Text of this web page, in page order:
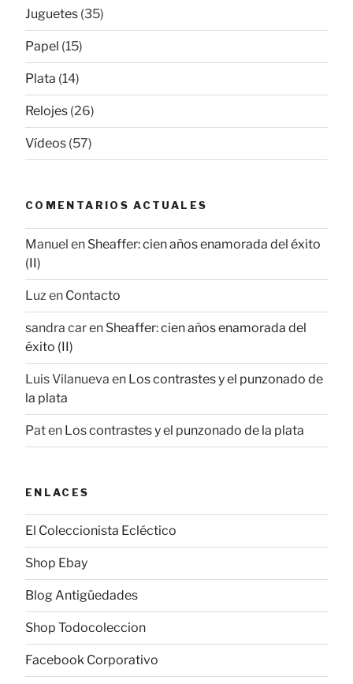
Juguetes (35)
Papel (15)
Plata (14)
Relojes (26)
Vídeos (57)
COMENTARIOS ACTUALES
Manuel en Sheaffer: cien años enamorada del éxito
(II)
Luz en Contacto
sandra caren Sheaffer: cien años enamorada del
éxito (II)
Luis Vilanueva en Los contrastes y el punzonado de
la plata
Paten Los contrastes y el punzonado de la plata
ENLACES
El Coleccionista Ecléctico
Shop Ebay
Blog Antigüedades
Shop Todocoleccion
Facebook Corporativo